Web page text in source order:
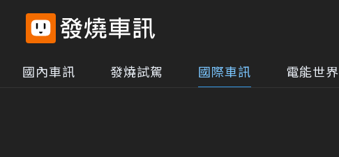
國內車訊 發燒試駕 國際車訊 電能世界